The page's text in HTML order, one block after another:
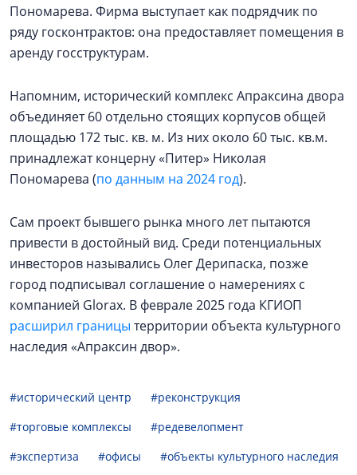
Пономарева. Фирма выступает как подрядчик по
ряду госконтрактов: она предоставляет помещения в
аренду госструктурам.
Напомним, исторический комплекс Апраксина двора
объединяет 60 отдельно стоящих корпусов общей
площадью 172 тыс. кв. м. Из них около 60 тыс. кв.м.
принадлежат концерну «Питер» Николая
Пономарева (по данным на 2024 год).
Сам проект бывшего рынка много лет пытаются
привести в достойный вид. Среди потенциальных
инвесторов назывались Олег Дерипаска, позже
город подписывал соглашение о намерениях с
компанией Glorax. В феврале 2025 года КГИОП
расширил границы территории объекта культурного
наследия «Апраксин двор».
#исторический центр
#реконструкция
#торговые комплексы
#редевелопмент
#экспертиза
#офисы #объекты культурного наследия